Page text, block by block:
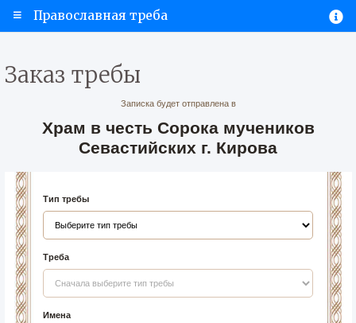
Православная треба
Заказ требы